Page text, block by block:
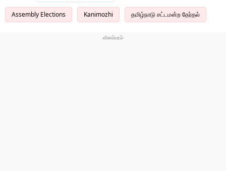
Assembly Elections Kanimozhi தமிழ்நாடு சட்டமன்ற தேர்தல்